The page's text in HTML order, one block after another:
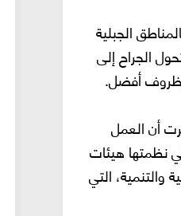
الجبلية
الجراح إلى
وظروف أفضل.
أن العمل
نظمتها هيئات
والتنمية، التي